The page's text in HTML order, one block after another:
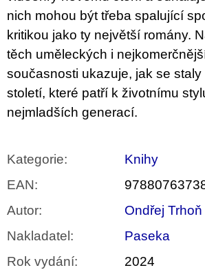
nich mohou být třeba spalující
kritikou jako ty největší romány.
těch uměleckých i
současnosti ukazuje, jak se staly
století, které patří k životnímu
nejmladších generací.
Kategorie:
Knihy
EAN:
Autor:
Ondřej Trhoň
Nakladatel :
Paseka
Rok vydání:
2024